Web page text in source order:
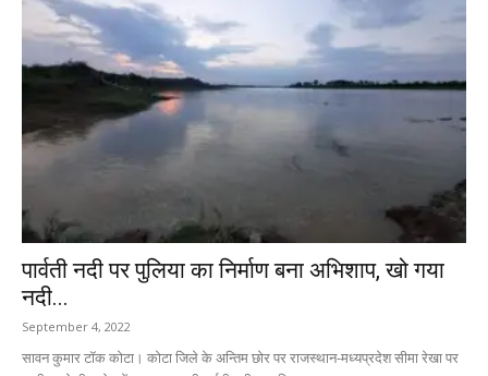
पार्वती नदी पर पुलिया का निर्माण बना अभिशाप, खो गया
नदी...
September 4, 2022
सावन कुमार टॉक कोटा। कोटा जिले के अन्तिम छोर पर राजस्थान-मध्यप्रदेश सीमा रेखा पर